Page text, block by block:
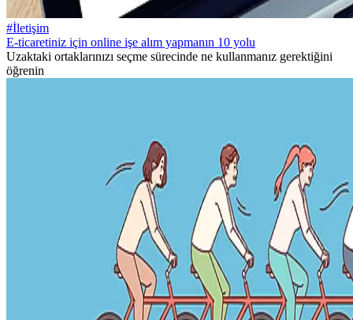
#İletişim
E-ticaretiniz için online işe alım yapmanın 10 yolu
Uzaktaki ortaklarınızı seçme sürecinde ne kullanmanız gerektiğini
öğrenin